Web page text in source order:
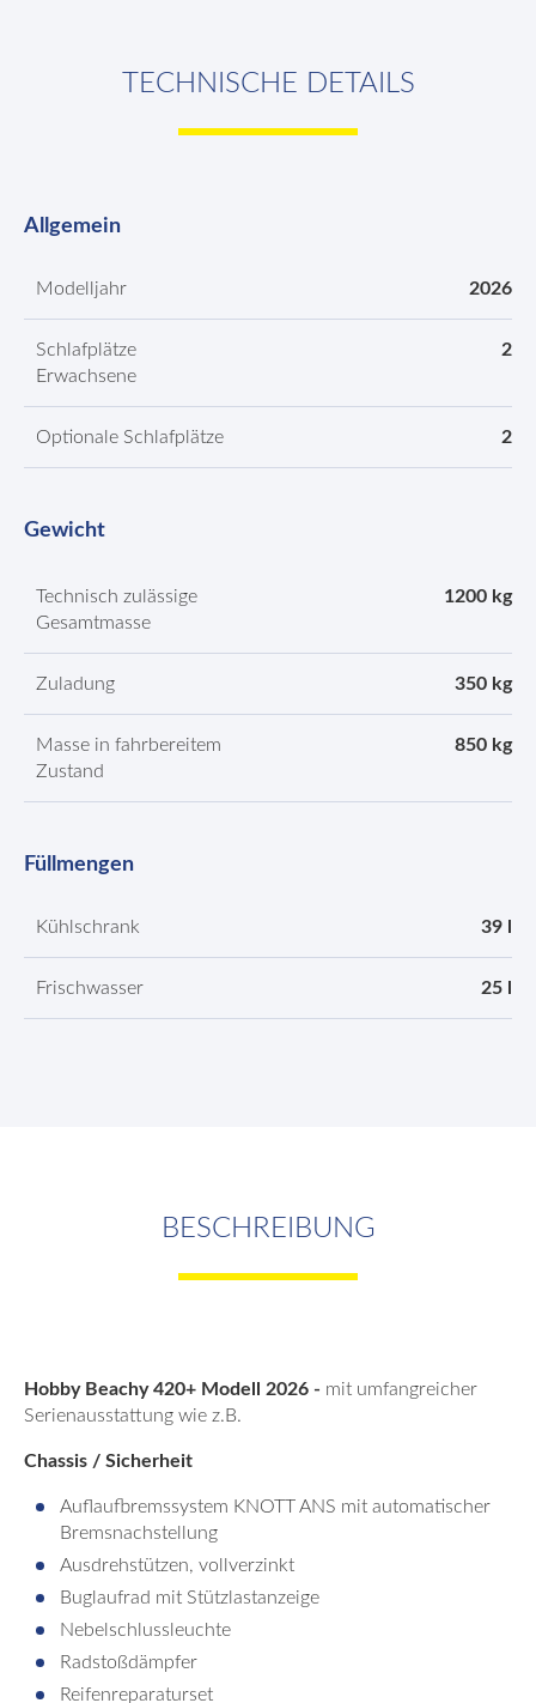
TECHNISCHE DETAILS
Allgemein
Modelljahr 2026
Schlafplätze
Erwachsene
2
Optionale Schlafplätze 2
Gewicht
Technisch zulässige
Gesamtmasse
1200 kg
Zuladung 350 kg
Masse in fahrbereitem
Zustand
850 kg
Füllmengen
Kühlschrank 39 l
Frischwasser 25 l
BESCHREIBUNG
Hobby Beachy 420+ Modell 2026 - mit umfangreicher
Serienausstattung wie z.B.
Chassis / Sicherheit
Auflaufbremssystem KNOTT ANS mit automatischer
Bremsnachstellung
Ausdrehstützen, vollverzinkt
Buglaufrad mit Stützlastanzeige
Nebelschlussleuchte
Radstoßdämpfer
Reifenreparaturset